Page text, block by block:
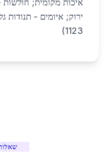
איכות מקומית; חולשות
ירוק; איומים - תנודות
1123)